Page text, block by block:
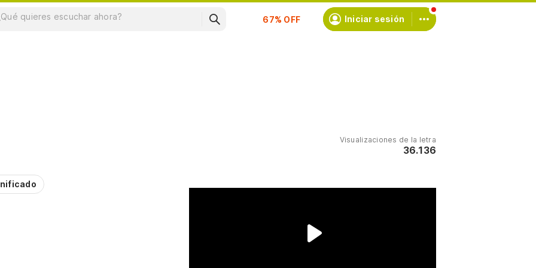
Suscríbete Iniciar sesión
Visualizaciones de la letra
36.136